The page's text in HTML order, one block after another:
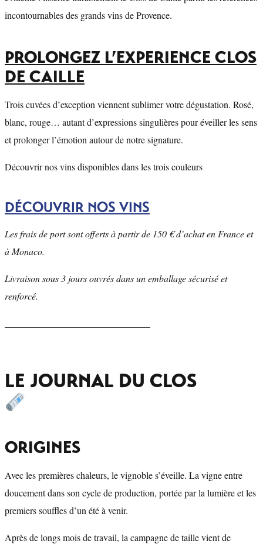
incontournables des grands vins de Provence.
PROLONGEZ L’EXPERIENCE CLOS
DE CAILLE
Trois cuvées d’exception viennent sublimer votre dégustation. Rosé,
blanc, rouge… autant d’expressions singulières pour éveiller les sens
et prolonger l’émotion autour de notre signature.
Découvrir nos vins disponibles dans les trois couleurs
DÉCOUVRIR NOS VINS
Les frais de port sont offerts à partir de 150 € d’achat en France et
à Monaco.
Livraison sous 3 jours ouvrés dans un emballage sécurisé et
renforcé.
LE JOURNAL DU CLOS
ORIGINES
Avec les premières chaleurs, le vignoble s’éveille. La vigne entre
doucement dans son cycle de production, portée par la lumière et les
premiers souffles d’un été à venir.
Après de longs mois de travail, la campagne de taille vient de